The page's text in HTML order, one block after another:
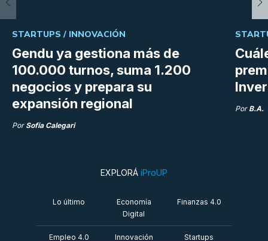
Gendu ya gestiona más de
100.000 turnos, suma 1.200
negocios y prepara su
expansión regional
STARTUPS / INNOVACIÓN
Por Sofia Calegari
Por B.A.
EXPLORÁ iProUP
Lo último
Economía
Digital
Finanzas 4.0
Empleo 4.0 Innovación Startups